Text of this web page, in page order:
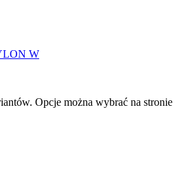
W
Opcje można wybrać na stronie